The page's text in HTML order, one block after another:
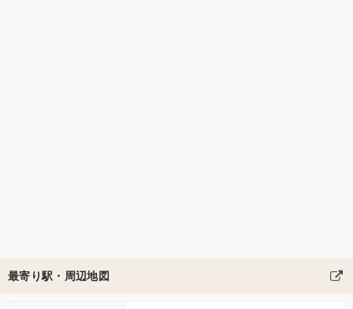
最寄り駅・周辺地図